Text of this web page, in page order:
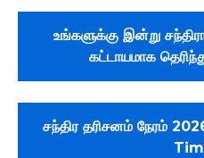
உங்களுக்கு இன்று
கட்டாயமாக
சந்திர தரிசனம் நேரம்